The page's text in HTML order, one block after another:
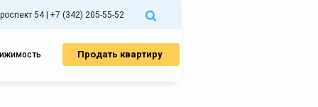
54 | +7 (342) 205-55-52
Продать квартиру